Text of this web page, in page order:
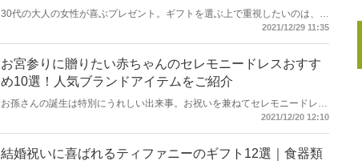
30代の大人の女性が喜ぶプレゼント。ギフトを選ぶ上で重視したいのは、自
分では買うことの少ないちょっと上質なものや、おしゃれを楽しめるファッ
ギフトばかりなので、楽しみながら選んでみてください！
2021/12/29 11:35
お宮参りに贈りたい赤ちゃんのセレモニードレスおすす
め10選！人気ブランドアイテムをご紹介
お孫さんの誕生は特別にうれしい出来事。お祝いを兼ねてセレモニードレス
を贈りませんか。退院時やお宮参り、お食い初めなどの行事で着る白いドレ
でお祝いしましょう。
2021/12/20 12:10
結婚祝いに喜ばれるティファニーのギフト12選｜食器類